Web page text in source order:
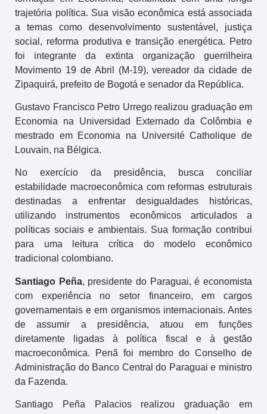
trajetória política. Sua visão econômica está associada
a temas como desenvolvimento sustentável, justiça
social, reforma produtiva e transição energética. Petro
foi integrante da extinta organização guerrilheira
Movimento 19 de Abril (M-19), vereador da cidade de
Zipaquirá, prefeito de Bogotá e senador da República.
Gustavo Francisco Petro Urrego realizou graduação em
Economia na Universidad Externado da Colômbia e
mestrado em Economia na Université Catholique de
Louvain, na Bélgica.
No exercício da presidência, busca conciliar
estabilidade macroeconômica com reformas estruturais
destinadas a enfrentar desigualdades históricas,
utilizando instrumentos econômicos articulados a
políticas sociais e ambientais. Sua formação contribui
para uma leitura crítica do modelo econômico
tradicional colombiano.
Santiago Peña, presidente do Paraguai, é economista
com experiência no setor financeiro, em cargos
governamentais e em organismos internacionais. Antes
de assumir a presidência, atuou em funções
diretamente ligadas à política fiscal e à gestão
macroeconômica. Penã foi membro do Conselho de
Administração do Banco Central do Paraguai e ministro
da Fazenda.
Santiago Peña Palacios realizou graduação em